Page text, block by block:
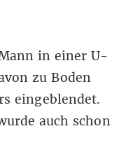
in einer U-
zu Boden
eingeblendet.
auch schon